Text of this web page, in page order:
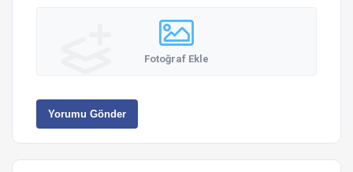
Fotoğraf Ekle
Yorumu Gönder